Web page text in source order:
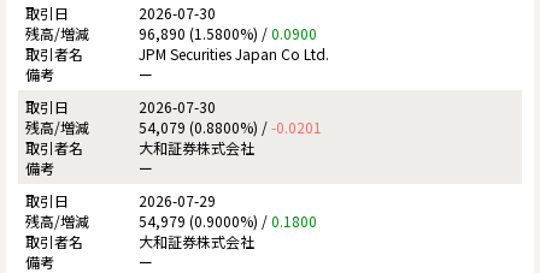
2026-07-30
96,890 (1.5800%) /0.0900
JPM Securities Japan Co Ltd.
ー
2026-07-30
54,079 (0.8800%) /-0.0201
大和証券株式会社
ー
2026-07-29
54,979 (0.9000%) /0.1800
大和証券株式会社
ー